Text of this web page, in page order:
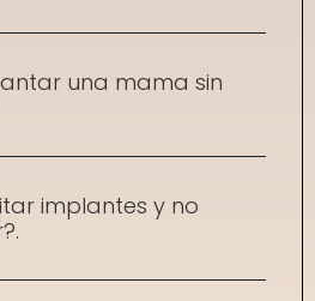
una mama sin
implantes y no